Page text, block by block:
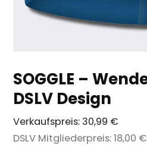
SOGGLE –
DSLV Design
Verkaufspreis: 30,99 €
DSLV Mitgliederpreis:18,00 €